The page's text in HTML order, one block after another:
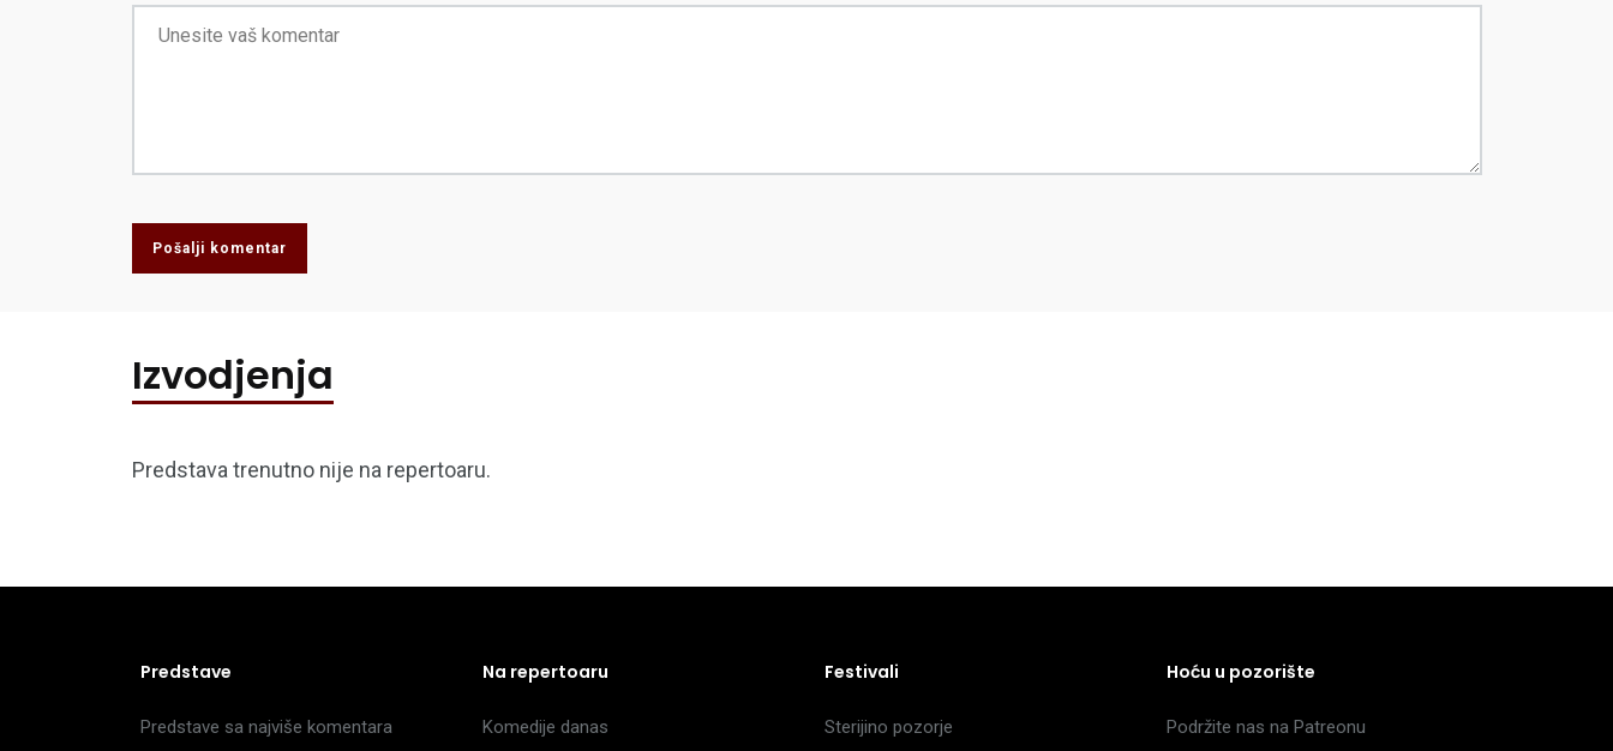
Pošalji komentar
Izvodjenja
Predstava trenutno nije na repertoaru.
Predstave
Predstave sa najviše komentara
Na repertoaru
Komedije danas
Festivali
Sterijino pozorje
Hoću u pozorište
Podržite nas na Patreonu